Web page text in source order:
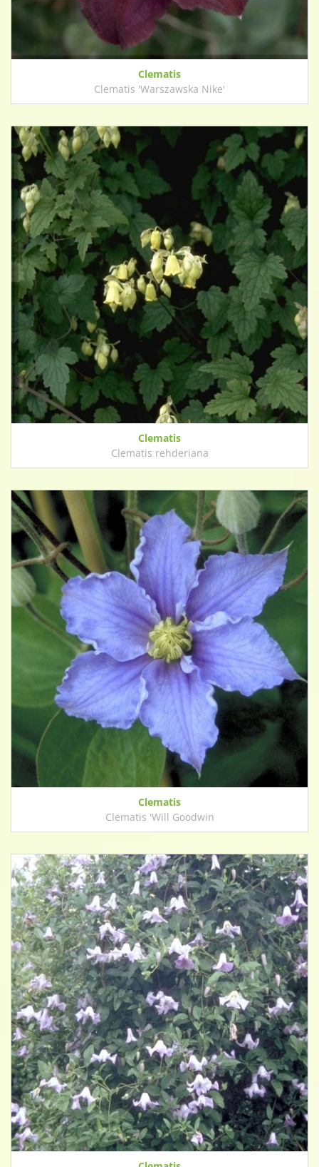
Clematis
Clematis 'Warszawska Nike'
Clematis
Clematis rehderiana
Clematis
Clematis 'Will Goodwin